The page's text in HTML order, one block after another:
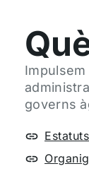
governs